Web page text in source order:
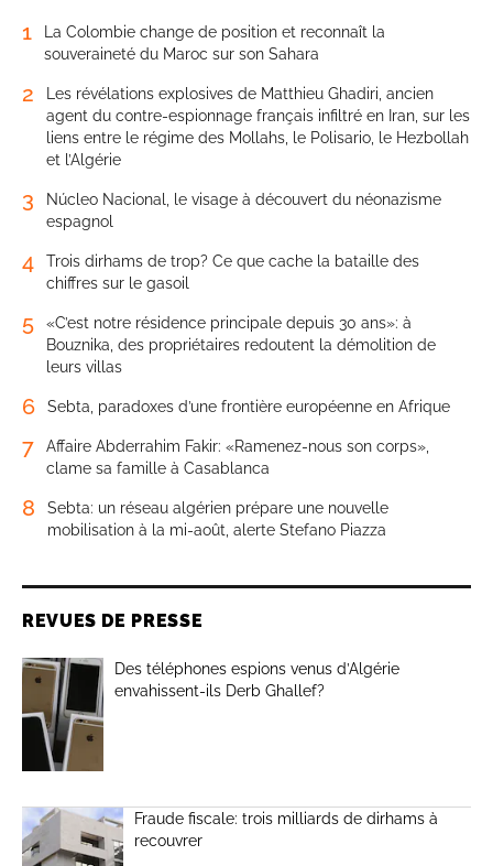
1
La Colombie change de position et reconnaît la
souveraineté du Maroc sur son Sahara
2
Les révélations explosives de Matthieu Ghadiri, ancien
agent du contre-espionnage français infiltré en Iran, sur les
liens entre le régime des Mollahs, le Polisario, le Hezbollah
et l’Algérie
3
Núcleo Nacional, le visage à découvert du néonazisme
espagnol
4
Trois dirhams de trop? Ce que cache la bataille des
chiffres sur le gasoil
5
«C’est notre résidence principale depuis 30 ans»: à
Bouznika, des propriétaires redoutent la démolition de
leurs villas
6 Sebta, paradoxes d’une frontière européenne en Afrique
7
Affaire Abderrahim Fakir: «Ramenez-nous son corps»,
clame sa famille à Casablanca
8
Sebta: un réseau algérien prépare une nouvelle
mobilisation à la mi-août, alerte Stefano Piazza
REVUES DE PRESSE
Des téléphones espions venus d’Algérie
envahissent-ils Derb Ghallef?
Fraude fiscale: trois milliards de dirhams à
recouvrer